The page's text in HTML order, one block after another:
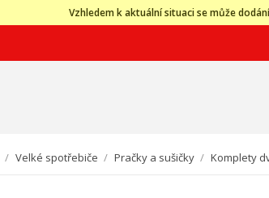
Vzhledem k aktuální situaci se může
/ Velké spotřebiče / Pračky a sušičky / Komplety